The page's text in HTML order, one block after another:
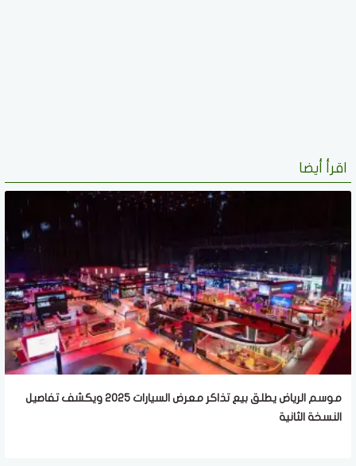
اقرأ أيضا
موسم الرياض يطلق بيع تذاكر معرض السيارات 2025 ويكشف تفاصيل
النسخة الثانية